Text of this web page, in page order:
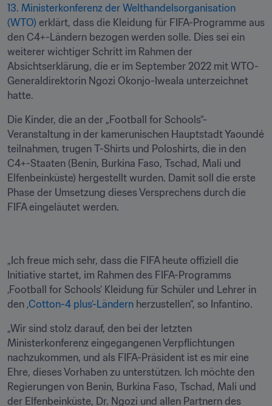
13. Ministerkonferenz der Welthandelsorganisation
(WTO) erklärt, dass die Kleidung für FIFA-Programme aus
den C4+-Ländern bezogen werden solle. Dies sei ein
weiterer wichtiger Schritt im Rahmen der
Absichtserklärung, die er im September 2022 mit WTO-
Generaldirektorin Ngozi Okonjo-Iweala unterzeichnet
hatte.
Die Kinder, die an der „Football for Schools“-
Veranstaltung in der kamerunischen Hauptstadt Yaoundé
teilnahmen, trugen T-Shirts und Poloshirts, die in den
C4+-Staaten (Benin, Burkina Faso, Tschad, Mali und
Elfenbeinküste) hergestellt wurden. Damit soll die erste
Phase der Umsetzung dieses Versprechens durch die
FIFA eingeläutet werden.
„Ich freue mich sehr, dass die FIFA heute offiziell die
Initiative startet, im Rahmen des FIFA-Programms
‚Football for Schools‘ Kleidung für Schüler und Lehrer in
den ‚Cotton-4 plus‘-Ländern herzustellen“, so Infantino.
„Wir sind stolz darauf, den bei der letzten
Ministerkonferenz eingegangenen Verpflichtungen
nachzukommen, und als FIFA-Präsident ist es mir eine
Ehre, dieses Vorhaben zu unterstützen. Ich möchte den
Regierungen von Benin, Burkina Faso, Tschad, Mali und
der Elfenbeinküste, Dr. Ngozi und allen Partnern des